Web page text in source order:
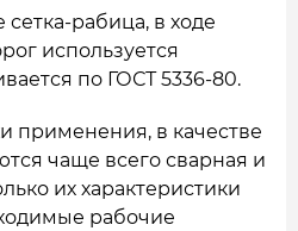
сетка-рабица, в ходе
используется
по ГОСТ 5336-80.
применения, в качестве
чаще всего сварная и
их характеристики
рабочие